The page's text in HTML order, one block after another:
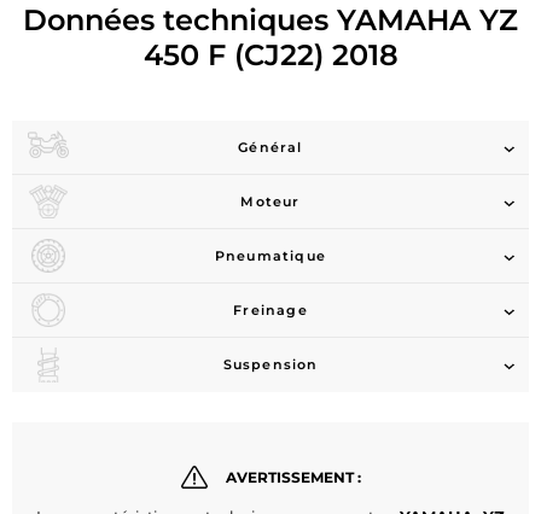
Données techniques YAMAHA YZ
450 F (CJ22) 2018
Général
Moteur
Pneumatique
Freinage
Suspension
AVERTISSEMENT :